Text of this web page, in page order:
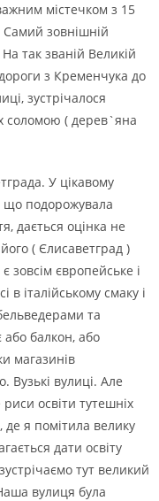
мiстечком з 15
Самий зовнiшнiй
так званiй Великiй
з Кременчука до
зустрiчалося
соломою ( дерев`яна
У цiкавому
що подорожувала
дається оцiнка не
( Єлисаветград )
зовсiм європейське i
в iталiйському смаку i
та
балкон, або
магазинiв
Вузькi вулицi. Але
освiти тутешнiх
я помiтила велику
дати освiту
тут великий
вулиця була